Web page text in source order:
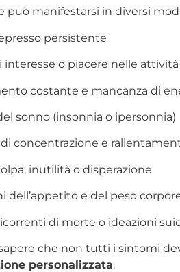
può manifestarsi in diversi
persistente
interesse o piacere nelle
costante e mancanza di
sonno (insonnia o ipersonnia)
concentrazione e
inutilità o disperazione
dell’appetito e del peso
di morte o ideazioni
che non tutti i sintomi
personalizzata.